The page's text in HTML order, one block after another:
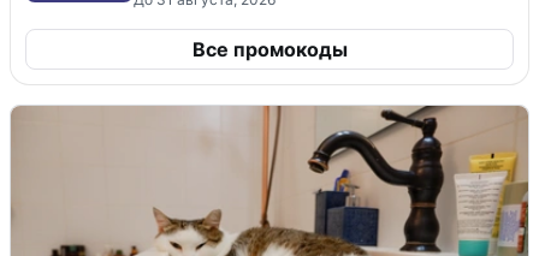
Все промокоды